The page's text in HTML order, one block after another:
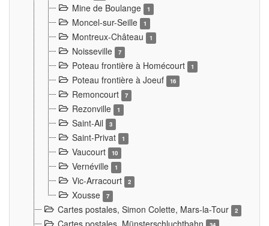
Mine de Boulange 1
Moncel-sur-Seille 1
Montreux-Château 1
Noisseville 7
Poteau frontière à Homécourt 1
Poteau frontière à Joeuf 16
Remoncourt 7
Rezonville 1
Saint-Ail 3
Saint-Privat 1
Vaucourt 10
Vernéville 1
Vic-Arracourt 2
Xousse 7
Cartes postales, Simon Colette, Mars-la-Tour 2
Cartes postales. Münsterschluchtbahn